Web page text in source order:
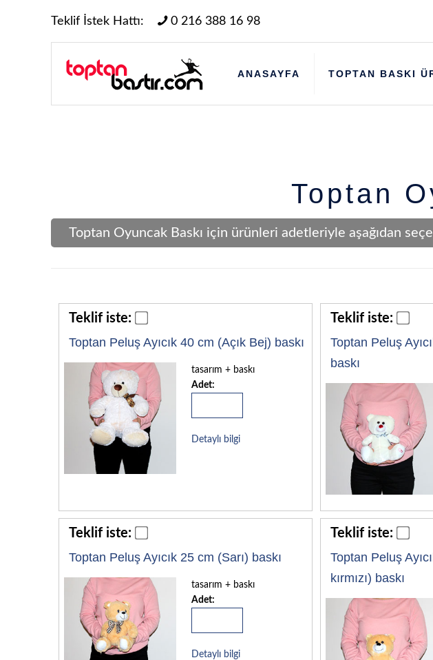
Teklif İstek Hattı: 0 216 388 16 98
ANASAYFA TOPTAN BASKI
Toptan
Toptan Oyuncak Baskı için ürünleri adetleriyle aşağıdan
Teklif iste:
Toptan Peluş Ayıcık 40 cm (Açık Bej) baskı
tasarım + baskı
Adet:
Detaylı bilgi
Teklif iste:
Toptan Peluş
baskı
Teklif iste:
Toptan Peluş Ayıcık 25 cm (Sarı) baskı
tasarım + baskı
Adet:
Detaylı bilgi
Teklif iste:
Toptan Peluş
kırmızı) baskı